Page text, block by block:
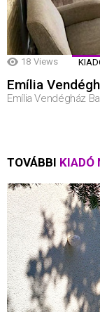
18 Views
Emília
Emília Vendégház
TOVÁBBI KIADÓ